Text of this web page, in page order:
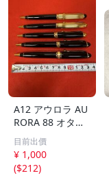
A12 アウロラ AU
RORA 88 オタン
トット ボールペ
ン 筆記用具 文房
具 ブラック ゴー
ルド 5本 まとめ
目前出價
¥ 1,000
($212)